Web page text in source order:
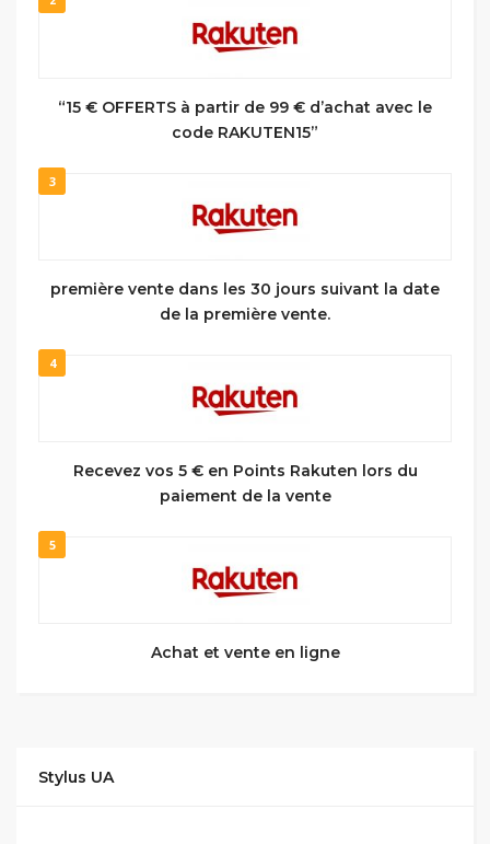
“15 € OFFERTS à partir de 99 € d’achat avec le
code RAKUTEN15”
3
première vente dans les 30 jours suivant la date
de la première vente.
4
Recevez vos 5 € en Points Rakuten lors du
paiement de la vente
5
Achat et vente en ligne
Stylus UA